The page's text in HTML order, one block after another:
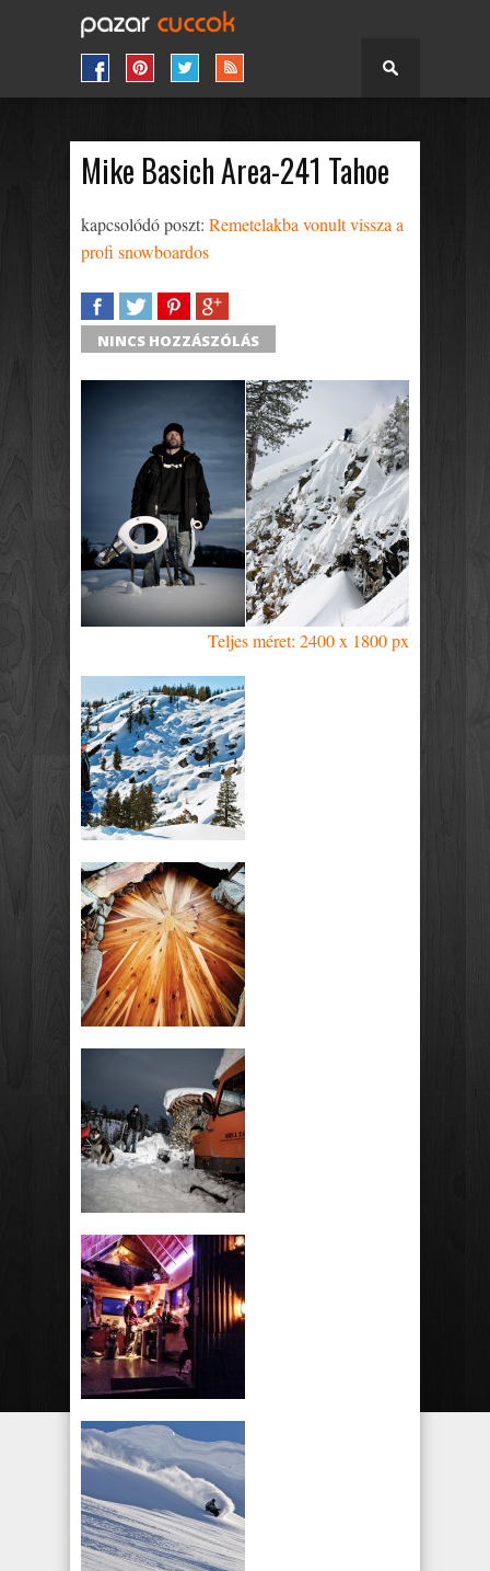
Mike Basich Area-241 Tahoe
kapcsolódó poszt: Remetelakba vonult vissza a
profi snowboardos
SHARETWEETSHARESHARE
NINCS HOZZÁSZÓLÁS
Teljes méret: 2400 x 1800 px